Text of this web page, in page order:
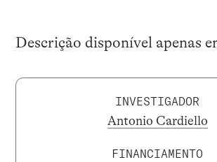
Descrição disponível apenas
INVESTIGADOR
Antonio Cardiello
FINANCIAMENTO